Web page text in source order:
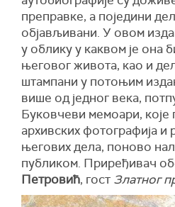
преправке, а поједини
објављивани. У овом
у облику у каквом је она
његовог живота, као и
штампани у потоњим
више од једног века,
Буковчеви мемоари, које
архивских фотографија и
његових дела, поново
публиком. Приређивач
Петровић, гост Златног